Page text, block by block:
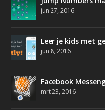
jun 27, 2016
Leer je kids met
jun 8, 2016
Facebook
mrt 23, 2016